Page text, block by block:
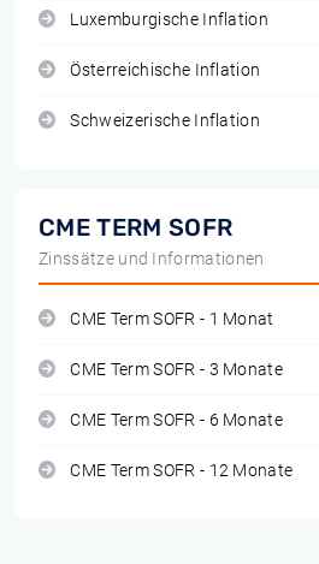
Luxemburgische Inflation
Österreichische Inflation
Schweizerische Inflation
CME TERM SOFR
Zinssätze und Informationen
CME Term SOFR - 1 Monat
CME Term SOFR - 3 Monate
CME Term SOFR - 6 Monate
CME Term SOFR - 12 Monate